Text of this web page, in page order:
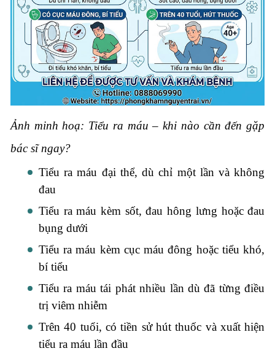
Ảnh minh hoạ: Tiểu ra máu – khi nào cần đến gặp
bác sĩ ngay?
Tiểu ra máu đại thể, dù chỉ một lần và không
đau
Tiểu ra máu kèm sốt, đau hông lưng hoặc đau
bụng dưới
Tiểu ra máu kèm cục máu đông hoặc tiểu khó,
bí tiểu
Tiểu ra máu tái phát nhiều lần dù đã từng điều
trị viêm nhiễm
Trên 40 tuổi, có tiền sử hút thuốc và xuất hiện
tiểu ra máu lần đầu